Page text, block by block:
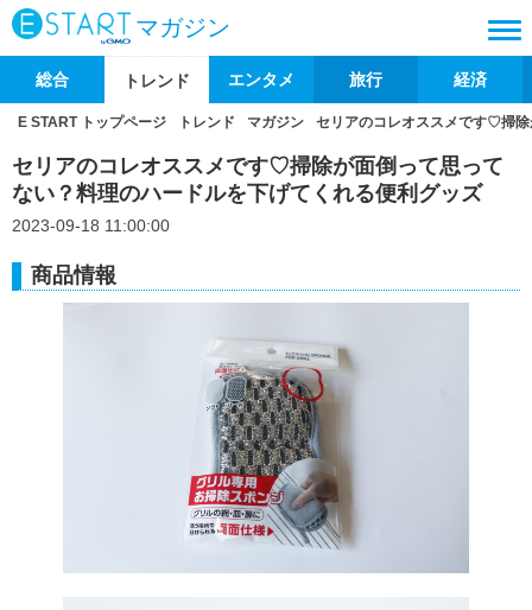
マガジン
総合 トレンド エンタメ 旅行 経済
E START トップページ トレンド マガジン セリアのコレオススメです♡掃
セリアのコレオススメです♡掃除が面倒って思って
ない？料理のハードルを下げてくれる便利グッズ
2023-09-18 11:00:00
商品情報